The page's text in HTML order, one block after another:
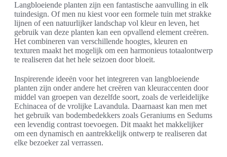
Langbloeiende planten zijn een fantastische aanvulling in elk
tuindesign. Of men nu kiest voor een formele tuin met strakke
lijnen of een natuurlijker landschap vol kleur en leven, het
gebruik van deze planten kan een opvallend element creëren.
Het combineren van verschillende hoogtes, kleuren en
texturen maakt het mogelijk om een harmonieus totaalontwerp
te realiseren dat het hele seizoen door bloeit.
Inspirerende ideeën voor het integreren van langbloeiende
planten zijn onder andere het creëren van kleuraccenten door
middel van groepen van dezelfde soort, zoals de verleidelijke
Echinacea of de vrolijke Lavandula. Daarnaast kan men met
het gebruik van bodembedekkers zoals Geraniums en Sedums
een levendig contrast toevoegen. Dit maakt het makkelijker
om een dynamisch en aantrekkelijk ontwerp te realiseren dat
elke bezoeker zal verrassen.